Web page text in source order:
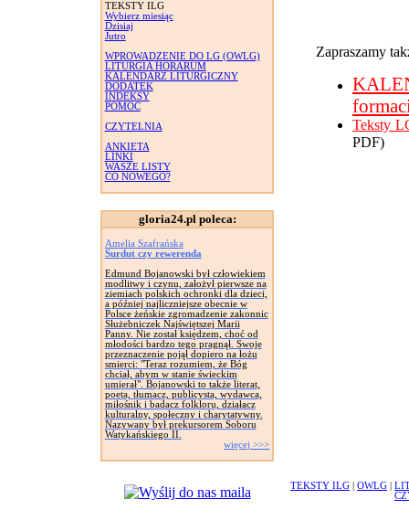
TEKSTY ILG
Wybierz miesiąc
Dzisiaj
Jutro
WPROWADZENIE DO LG (OWLG)
LITURGIA HORARUM
KALENDARZ LITURGICZNY
DODATEK
INDEKSY
POMOC
CZYTELNIA
ANKIETA
LINKI
WASZE LISTY
CO NOWEGO?
gloria24.pl poleca:
Amelia Szafrańska
Surdut czy rewerenda
Edmund Bojanowski był człowiekiem
modlitwy i czynu, założył pierwsze na
ziemiach polskich ochronki dla dzieci,
a później najliczniejsze obecnie w
Polsce żeńskie zgromadzenie zakonnic
Służebniczek Najświętszej Marii
Panny. Nie został księdzem, choć od
młodości bardzo tego pragnął. Swoje
przeznaczenie pojął dopiero na łożu
smierci: "Teraz rozumiem, że Bóg
chciał, abym w stanie świeckim
umierał". Bojanowski to także literat,
poeta, tłumacz, publicysta, wydawca,
miłośnik i badacz folkloru, działacz
kulturalny, społeczny i charytatywny.
Nazywany był prekursorem Soboru
Watykańskiego II.
więcej >>>
Zapraszamy
Teksty
PDF)
TEKSTY ILG OWLG